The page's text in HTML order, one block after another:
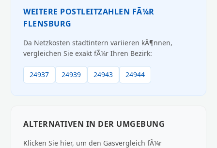
WEITERE POSTLEITZAHLEN FÃ¼R
FLENSBURG
Da Netzkosten stadtintern variieren kÃ¶nnen,
vergleichen Sie exakt fÃ¼r Ihren Bezirk:
24937 24939 24943 24944
ALTERNATIVEN IN DER UMGEBUNG
Klicken Sie hier, um den Gasvergleich fÃ¼r